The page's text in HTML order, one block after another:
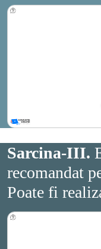
Sarcina-III.
recomandat
Poate fi